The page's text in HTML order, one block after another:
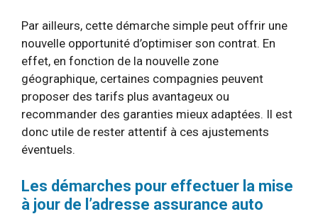
Par ailleurs, cette démarche simple peut offrir une
nouvelle opportunité d’optimiser son contrat. En
effet, en fonction de la nouvelle zone
géographique, certaines compagnies peuvent
proposer des tarifs plus avantageux ou
recommander des garanties mieux adaptées. Il est
donc utile de rester attentif à ces ajustements
éventuels.
Les démarches pour effectuer la mise
à jour de l’adresse assurance auto